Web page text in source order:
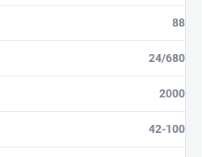
88
24/680
2000
42-100